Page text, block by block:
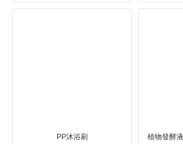
PP沐浴刷
植物發酵